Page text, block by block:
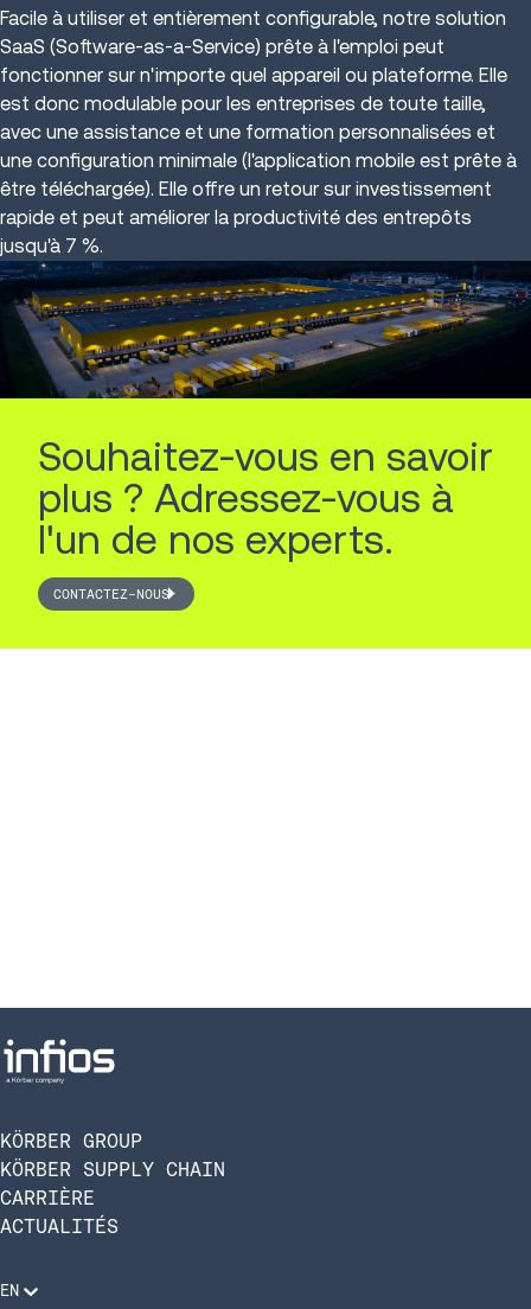
Facile à utiliser et entièrement configurable, notre solution
SaaS (Software-as-a-Service) prête à l'emploi peut
fonctionner sur n'importe quel appareil ou plateforme. Elle
est donc modulable pour les entreprises de toute taille,
avec une assistance et une formation personnalisées et
une configuration minimale (l'application mobile est prête à
être téléchargée). Elle offre un retour sur investissement
rapide et peut améliorer la productivité des entrepôts
jusqu'à 7 %.
Souhaitez-vous en savoir
plus ? Adressez-vous à
l'un de nos experts.
CONTACTEZ-NOUS
KÖRBER GROUP
KÖRBER SUPPLY CHAIN
CARRIÈRE
ACTUALITÉS
EN